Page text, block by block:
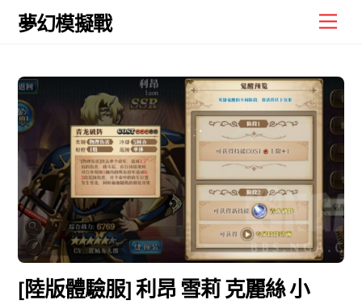
Skip
夢幻模擬戰
[陸版體驗服] 利昂 雪莉 克麗絲 小